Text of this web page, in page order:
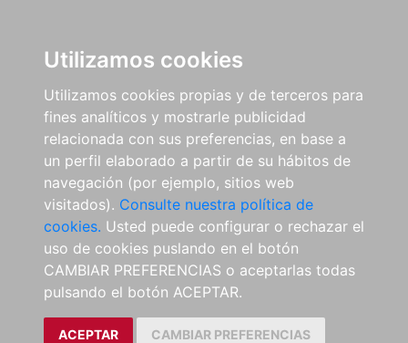
Utilizamos cookies
Utilizamos cookies propias y de terceros para
fines analíticos y mostrarle publicidad
relacionada con sus preferencias, en base a
un perfil elaborado a partir de su hábitos de
navegación (por ejemplo, sitios web
visitados). Consulte nuestra política de
cookies. Usted puede configurar o rechazar el
uso de cookies puslando en el botón
CAMBIAR PREFERENCIAS o aceptarlas todas
pulsando el botón ACEPTAR.
ACEPTAR CAMBIAR PREFERENCIAS